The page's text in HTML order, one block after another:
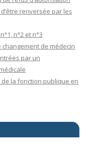
renversée par les
n°2 et n°3
de médecin
par un
la fonction publique en